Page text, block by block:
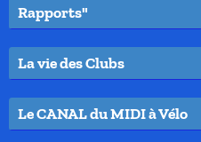
Rapports"
La vie des Clubs
Le CANAL du MIDI à Vélo